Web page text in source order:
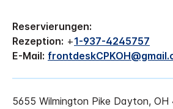
Reservierungen:
Rezeption: +1-937-4245757
E-Mail:
5655 Wilmington Pike Dayton, OH